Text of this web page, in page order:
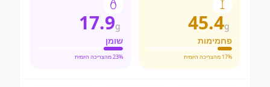
45.4g
פחמימות
17% מהצריכה היומית
17.9g
שומן
23% מהצריכה היומית